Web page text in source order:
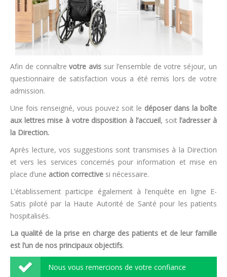
Afin de connaîtrevotre avis sur l’ensemble de votre séjour, un
questionnaire de satisfaction vous a été remis lors de votre
admission.
Une fois renseigné, vous pouvez soit le déposer dans la boîte
aux lettres mise à votre disposition à l’accueil, soit l’adresser à
la Direction.
Après lecture, vos suggestions sont transmises à la Direction
et vers les services concernés pour information et mise en
place d’une action corrective si nécessaire.
L’établissement participe également à l’enquête en ligne E-
Satis piloté par la Haute Autorité de Santé pour les patients
hospitalisés.
La qualité de la prise en charge des patients et de leur famille
est l’un de nos principaux objectifs.
Nous vous remercions de votre confiance